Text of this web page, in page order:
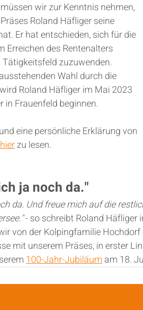
wir zur Kenntnis nehmen,
Roland Häfliger seine
Er hat entschieden, sich für die
Erreichen des Rentenalters
zuzuwenden.
Wahl durch die
Roland Häfliger im Mai 2023
Frauenfeld beginnen.
eine persönliche Erklärung von
hier zu lesen.
ja noch da."
da. Und freue mich auf die
- so schreibt Roland Häfliger
von der Kolpingfamilie
mit unserem Präses, in erster
100-Jahr-Jubiläum am 18.